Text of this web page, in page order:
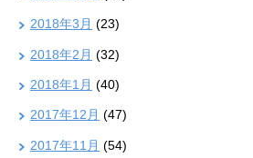
2018年3月 (23)
2018年2月 (32)
2018年1月 (40)
2017年12月 (47)
2017年11月 (54)